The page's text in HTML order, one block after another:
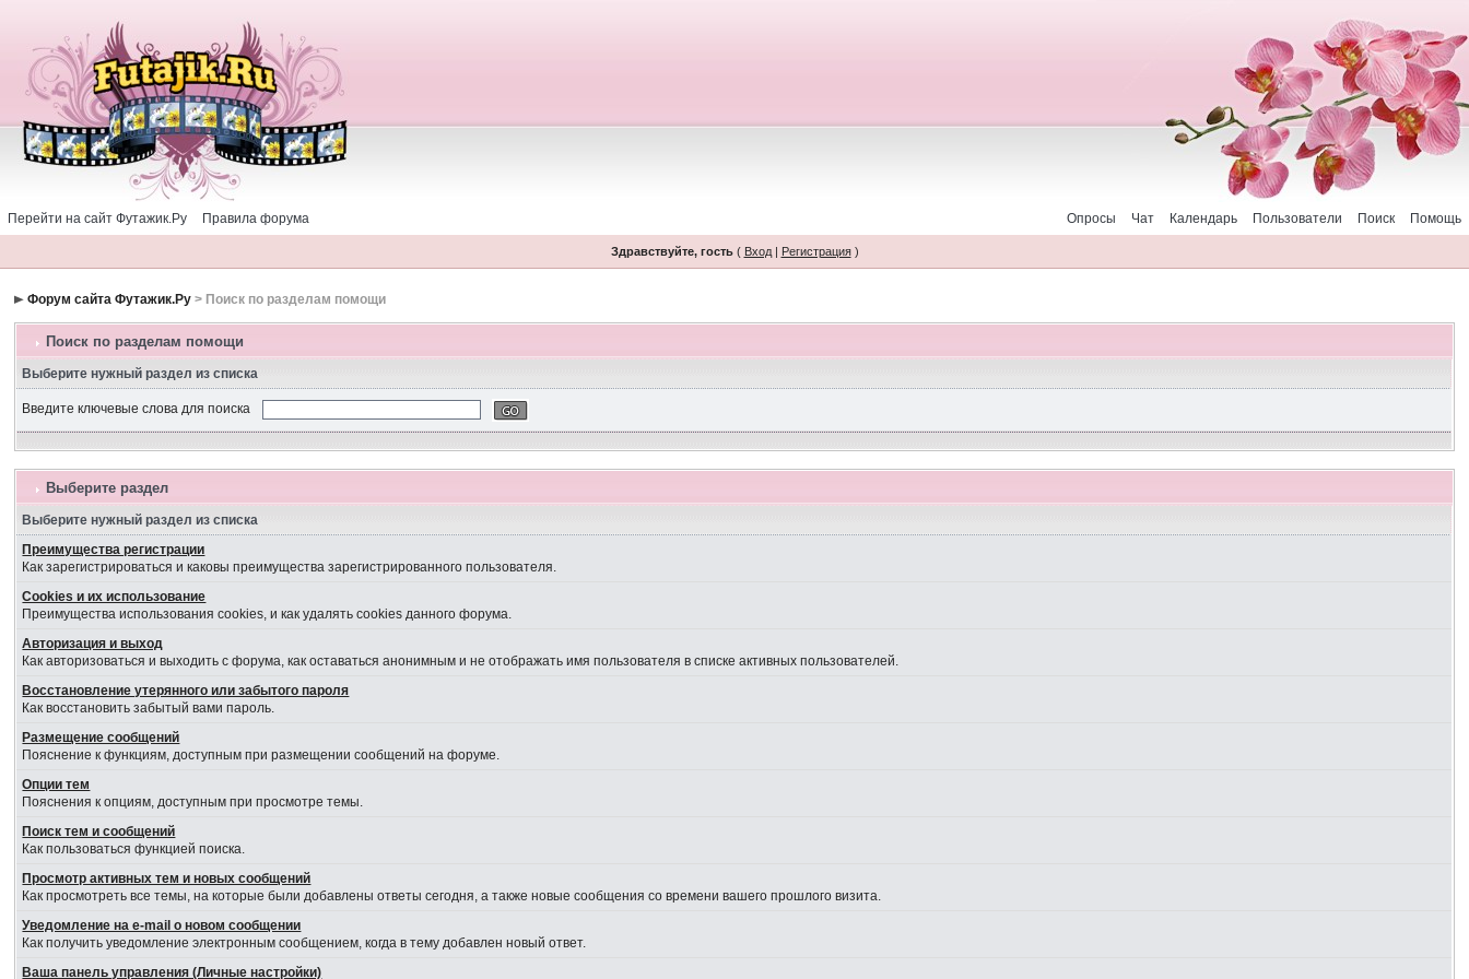
Перейти на сайт Футажик.Ру Правила форума Помощь
Поиск
Пользователи
Календарь
Чат
Опросы
Здравствуйте, гость( Вход| Регистрация)
Форум сайта Футажик.Ру > Поиск по разделам помощи
Поиск по разделам помощи
Выберите нужный раздел из списка
Введите ключевые слова для поиска
Выберите раздел
Выберите нужный раздел из списка
Преимущества регистрации
Как зарегистрироваться и каковы преимущества зарегистрированного пользователя.
Cookies и их использование
Преимущества использования cookies, и как удалять cookies данного форума.
Авторизация и выход
Как авторизоваться и выходить с форума, как оставаться анонимным и не отображать имя пользователя в списке активных пользователей.
Восстановление утерянного или забытого пароля
Как восстановить забытый вами пароль.
Размещение сообщений
Пояснение к функциям, доступным при размещении сообщений на форуме.
Опции тем
Пояснения к опциям, доступным при просмотре темы.
Поиск тем и сообщений
Как пользоваться функцией поиска.
Просмотр активных тем и новых сообщений
Как просмотреть все темы, на которые были добавлены ответы сегодня, а также новые сообщения со времени вашего прошлого визита.
Уведомление на е-mail о новом сообщении
Как получить уведомление электронным сообщением, когда в тему добавлен новый ответ.
Ваша панель управления (Личные настройки)